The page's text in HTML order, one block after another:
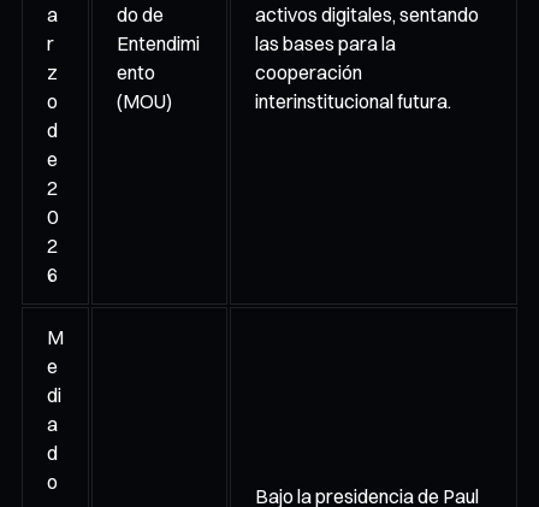
a
r
z
o
d
e
2
0
2
6
do de
Entendimi
ento
(MOU)
activos digitales, sentando
las bases para la
cooperación
interinstitucional futura.
M
e
di
a
d
o
Bajo la presidencia de Paul